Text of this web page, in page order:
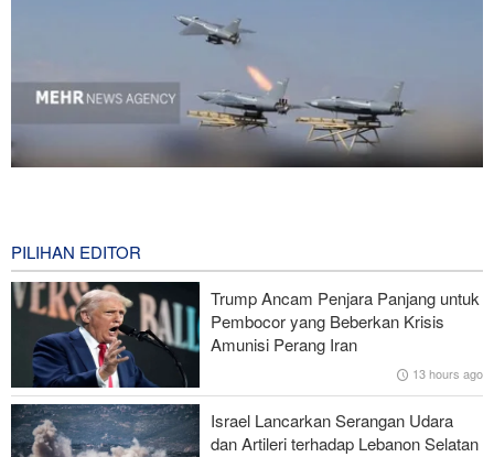
Brigjen Akrami Nia: Artesh dalam Kondisi Siaga Penuh
Foreign Policy: Riyadh Terjepit di Antara Iran dan Ansarullah,
Kebijakan Ini Gagal
Brigjen Ebnolreza: Teknologi Iran Lebih Unggul daripada Sistem
Impor Mana Pun di Kawasan
PILIHAN EDITOR
Trump Ancam Penjara Panjang untuk
Pembocor yang Beberkan Krisis
Amunisi Perang Iran
13 hours ago
Israel Lancarkan Serangan Udara
dan Artileri terhadap Lebanon Selatan